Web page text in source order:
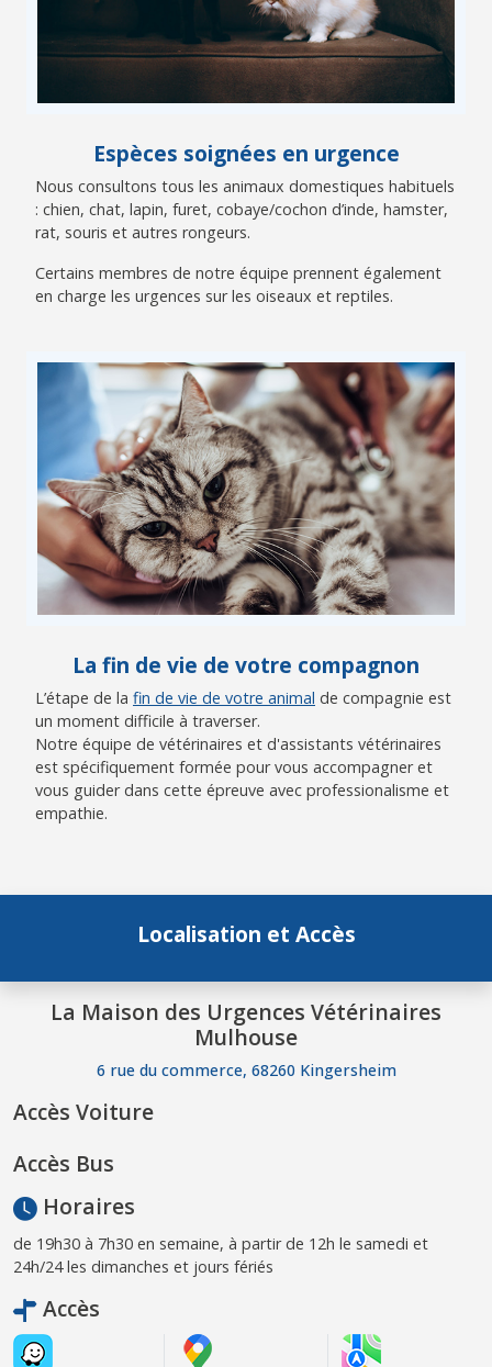
Espèces soignées en urgence
Nous consultons tous les animaux domestiques habituels
: chien, chat, lapin, furet, cobaye/cochon d’inde, hamster,
rat, souris et autres rongeurs.
Certains membres de notre équipe prennent également
en charge les urgences sur les oiseaux et reptiles.
La fin de vie de votre compagnon
L’étape de la fin de vie de votre animal de compagnie est
un moment difficile à traverser.
Notre équipe de vétérinaires et d'assistants vétérinaires
est spécifiquement formée pour vous accompagner et
vous guider dans cette épreuve avec professionalisme et
empathie.
Localisation et Accès
La Maison des Urgences Vétérinaires
Mulhouse
6 rue du commerce, 68260 Kingersheim
Accès Voiture
Accès Bus
Horaires
de 19h30 à 7h30 en semaine, à partir de 12h le samedi et
24h/24 les dimanches et jours fériés
Accès